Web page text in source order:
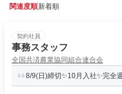
関連度順新着順
契約社員
事務スタッフ
全国共済農業協同組合連合会
8/9(日)締切✨10月入社✨完全